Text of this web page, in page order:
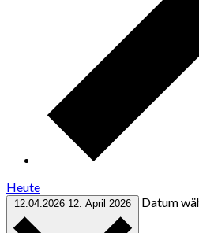
Heute
12.04.2026 12. April 2026 Datum